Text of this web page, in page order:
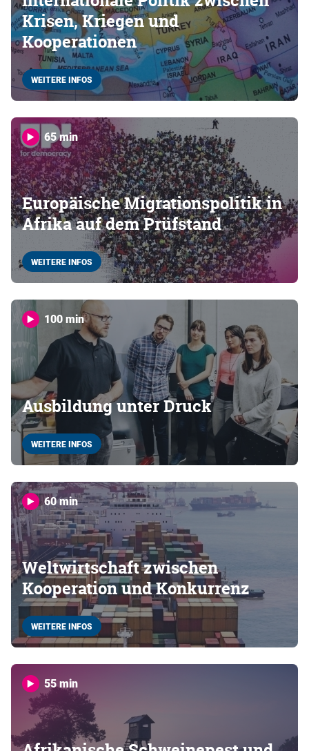
Krisen, Kriegen und
Kooperationen
WEITERE INFOS
65 min
Europäische Migrationspolitik in
Afrika auf dem Prüfstand
WEITERE INFOS
100 min
Ausbildung unter Druck
WEITERE INFOS
60 min
Weltwirtschaft zwischen
Kooperation und Konkurrenz
WEITERE INFOS
55 min